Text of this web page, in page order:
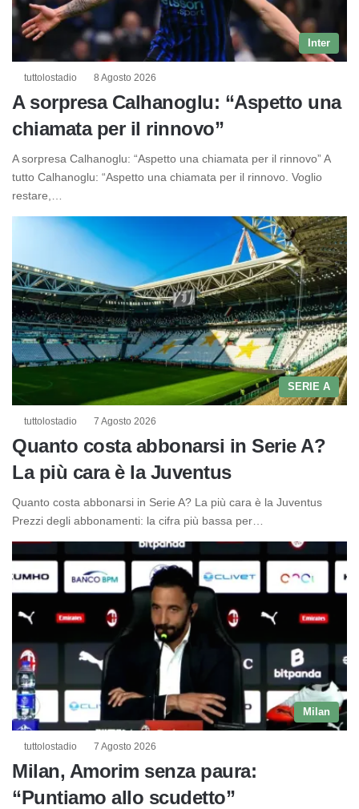
Inter
tuttolostadio 8 Agosto 2026
A sorpresa Calhanoglu: “Aspetto una
chiamata per il rinnovo”
A sorpresa Calhanoglu: “Aspetto una chiamata per il rinnovo” A
tutto Calhanoglu: “Aspetto una chiamata per il rinnovo. Voglio
restare,…
SERIE A
tuttolostadio 7 Agosto 2026
Quanto costa abbonarsi in Serie A?
La più cara è la Juventus
Quanto costa abbonarsi in Serie A? La più cara è la Juventus
Prezzi degli abbonamenti: la cifra più bassa per…
Milan
tuttolostadio 7 Agosto 2026
Milan, Amorim senza paura:
“Puntiamo allo scudetto”